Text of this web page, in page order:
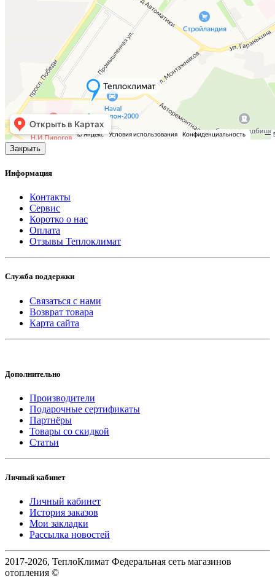
Закрыть
Информация
Контакты
Сервис
Коротко о нас
Оплата
Отзывы Теплоклимат
Служба поддержки
Связаться с нами
Возврат товара
Карта сайта
Дополнительно
Производители
Подарочные сертификаты
Партнёры
Товары со скидкой
Статьи
Личный кабинет
Личный кабинет
История заказов
Мои закладки
Рассылка новостей
2017-2026, ТеплоКлимат Федеральная сеть магазинов
отопления ©